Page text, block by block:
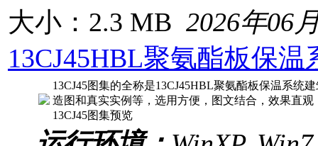
大小：2.3 MB 2026年06
13CJ45HBL聚氨酯板保
13CJ45图集的全称是13CJ45HBL聚氨酯板保温系统
造图和真实实例等，选用方便，图文结合，效果直
13CJ45图集预览